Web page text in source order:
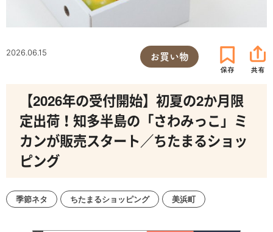
2026.06.15 お買い物
【2026年の受付開始】初夏の2か月限
定出荷！知多半島の「さわみっこ」ミ
カンが販売スタート／ちたまるショッ
ピング
季節ネタ ちたまるショッピング 美浜町